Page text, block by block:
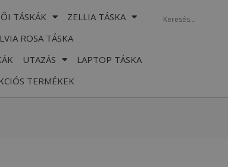
TÁSKÁK
ZELLIA TÁSKA
ROSA TÁSKA
UTAZÁS
LAPTOP TÁSKA
TERMÉKEK